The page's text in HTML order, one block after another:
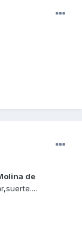
de